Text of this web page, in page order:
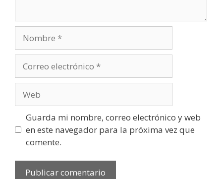
electrónico
Guarda mi nombre, correo electrónico y web
en este navegador para la próxima vez que
comente.